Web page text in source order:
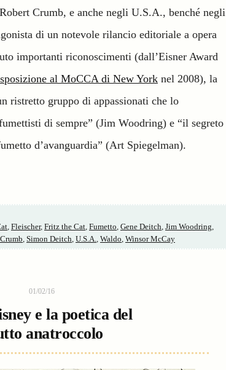
Crumb, e anche negli U.S.A., benché negli
di un notevole rilancio editoriale a opera
importanti riconoscimenti (dall’Eisner Award
al MoCCA di New York nel 2008), la
ristretto gruppo di appassionati che lo
di sempre” (Jim Woodring) e “il segreto
d’avanguardia” (Art Spiegelman).
, Fleischer, Fritz the Cat, Fumetto, Gene Deitch, Jim Woodring,
, Simon Deitch, U.S.A., Waldo, Winsor McCay
01/02/16
e la poetica del
anatroccolo